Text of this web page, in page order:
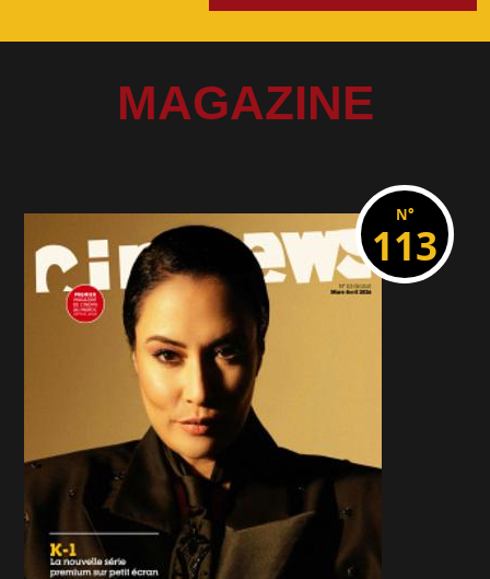
N°
113
MAGAZINE